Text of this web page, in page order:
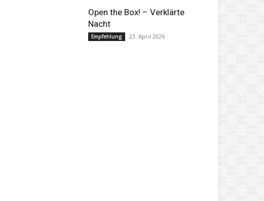
Open the Box! – Verklärte
Nacht
Empfehlung 23. April 2026